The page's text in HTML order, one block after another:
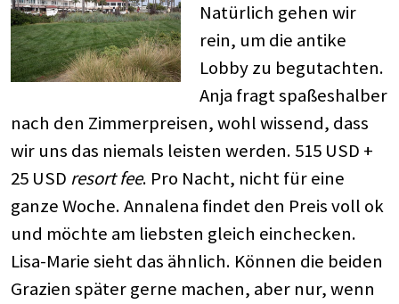
Natürlich gehen wir
rein, um die antike
Lobby zu begutachten.
Anja fragt spaßeshalber
nach den Zimmerpreisen, wohl wissend, dass
wir uns das niemals leisten werden. 515 USD +
25 USD resort fee. Pro Nacht, nicht für eine
ganze Woche. Annalena findet den Preis voll ok
und möchte am liebsten gleich einchecken.
Lisa-Marie sieht das ähnlich. Können die beiden
Grazien später gerne machen, aber nur, wenn